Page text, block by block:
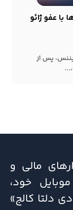
با عفو ژائو
پس از
مالی و
خود،
دلتا کالج»